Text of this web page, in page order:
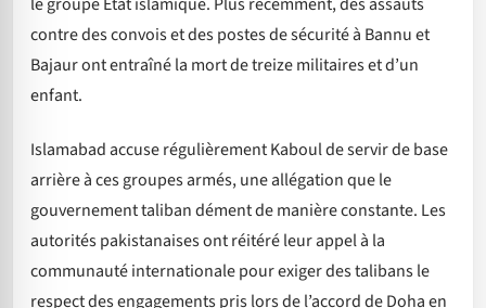
contre des convois et des postes de sécurité à Bannu et
Bajaur ont entraîné la mort de treize militaires et d’un
enfant.
Islamabad accuse régulièrement Kaboul de servir de base
arrière à ces groupes armés, une allégation que le
gouvernement taliban dément de manière constante. Les
autorités pakistanaises ont réitéré leur appel à la
communauté internationale pour exiger des talibans le
respect des engagements pris lors de l’accord de Doha en